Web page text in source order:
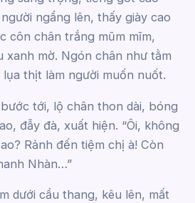
ngẩng lên, thấy giày cao
côn chân trắng mũm mĩm,
xanh mờ. Ngón chân như tằm
thịt làm người muốn nuốt.
tới, lộ chân thon dài, bóng
đẫy đà, xuất hiện. “Ôi, không
Rảnh đến tiệm chị à! Còn
Nhàn…”
dưới cầu thang, kêu lên, mất